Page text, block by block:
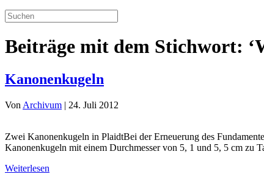
Beiträge mit dem Stichwort:
Kanonenkugeln
Von Archivum | 24. Juli 2012
Zwei Kanonenkugeln in PlaidtBei der Erneuerung des
Kanonenkugeln mit einem Durchmesser von 5, 1 und 5, 5 cm zu
Weiterlesen